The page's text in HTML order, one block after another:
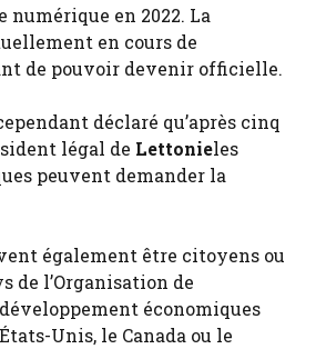
numérique en 2022. La
en cours de
de pouvoir devenir officielle.
déclaré qu’après cinq
légal de Lettonieles
peuvent demander la
également être citoyens ou
de l’Organisation de
économiques
Unis, le Canada ou le